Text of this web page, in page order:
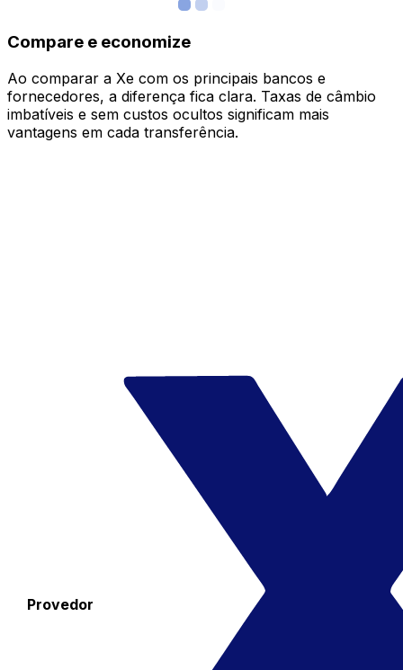
Compare e economize
Ao comparar a Xe com os principais bancos e
fornecedores, a diferença fica clara. Taxas de câmbio
imbatíveis e sem custos ocultos significam mais
vantagens em cada transferência.
Provedor